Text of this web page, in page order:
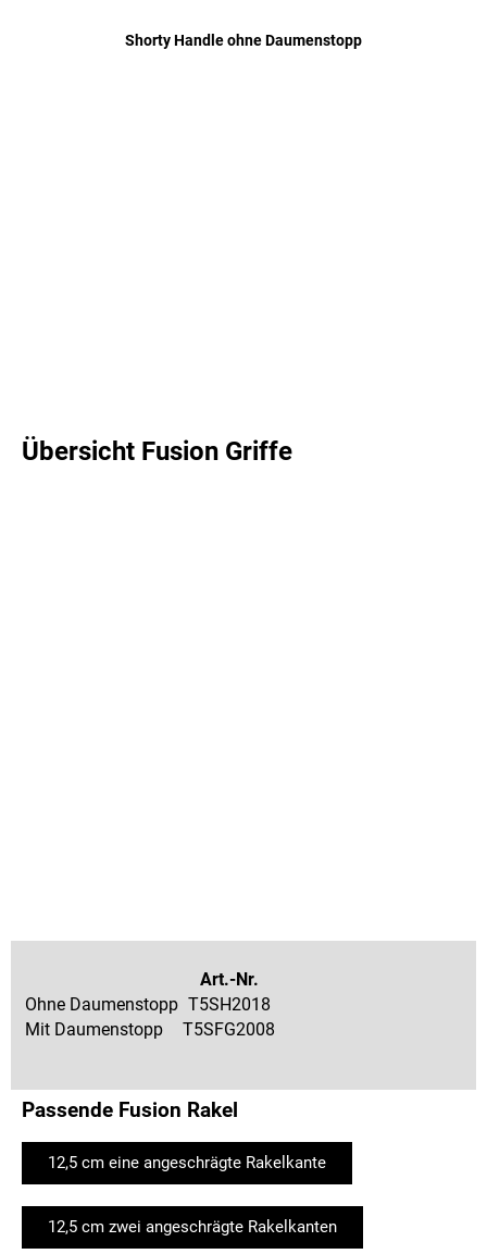
Shorty Handle ohne Daumenstopp
Übersicht Fusion Griffe
Art.-Nr.
Ohne Daumenstopp T5SH2018
Mit Daumenstopp
T5SFG2008
Passende Fusion Rakel
12,5 cm eine angeschrägte Rakelkante
12,5 cm zwei angeschrägte Rakelkanten